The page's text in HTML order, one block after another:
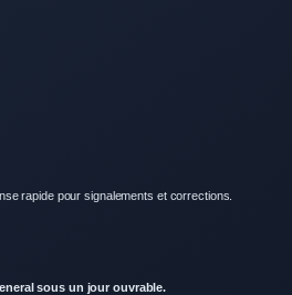
rapide pour signalements et corrections.
sous un jour ouvrable.